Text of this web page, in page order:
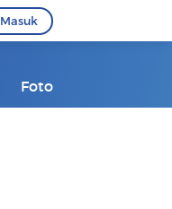
Masuk
Foto